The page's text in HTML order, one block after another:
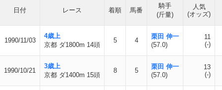
日付 レース 着順 馬番
騎手
(斤量)
人気
(オッズ)
1990/11/03
4歳上
京都 ダ1800m 14頭
5 4
栗田 伸一
(57.0)
11
(-)
1990/10/21
3歳上
京都 ダ1400m 15頭
8 5
栗田 伸一
(57.0)
13
(-)